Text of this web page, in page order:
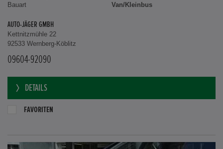
Bauart
Van/Kleinbus
AUTO-JÄGER GMBH
Kettnitzmühle 22
92533 Wernberg-Köblitz
09604-92090
DETAILS
FAVORITEN